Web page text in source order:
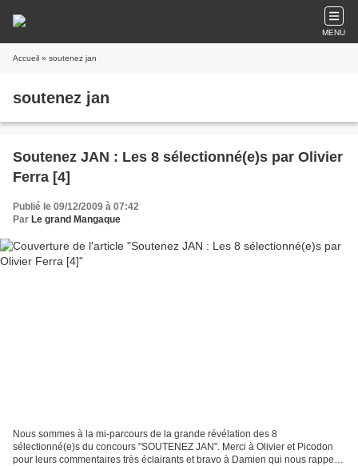
MENU
Accueil » soutenez jan
soutenez jan
Soutenez JAN : Les 8 sélectionné(e)s par Olivier
Ferra [4]
Publié le 09/12/2009 à 07:42
Par Le grand Mangaque
Nous sommes à la mi-parcours de la grande révélation des 8
sélectionné(e)s du concours "SOUTENEZ JAN". Merci à Olivier et Picodon
pour leurs commentaires très éclairants et bravo à Damien qui nous rappelle